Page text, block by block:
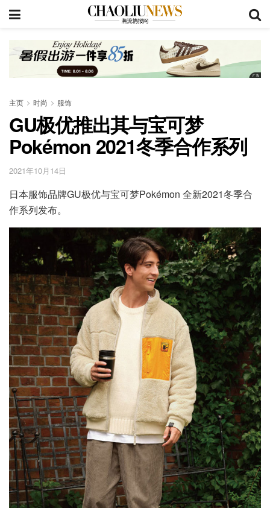
主页 时尚 服饰
GU极优推出其与宝可梦
Pokémon 2021冬季合作系列
2021年10月14日
日本服饰品牌GU极优与宝可梦Pokémon 全新2021冬季合
作系列发布。